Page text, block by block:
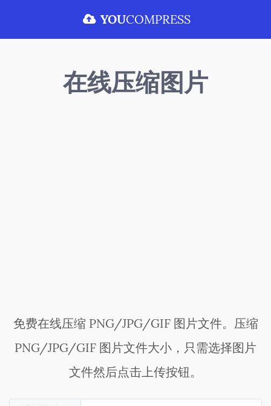
YOUCOMPRESS
在线压缩图片
免费在线压缩 PNG/JPG/GIF 图片文件。压缩
PNG/JPG/GIF 图片文件大小，只需选择图片
文件然后点击上传按钮。